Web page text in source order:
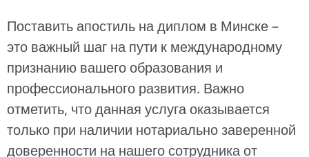
Поставить апостиль на диплом в Минске –
это важный шаг на пути к международному
признанию вашего образования и
профессионального развития. Важно
отметить, что данная услуга оказывается
только при наличии нотариально заверенной
доверенности на нашего сотрудника от